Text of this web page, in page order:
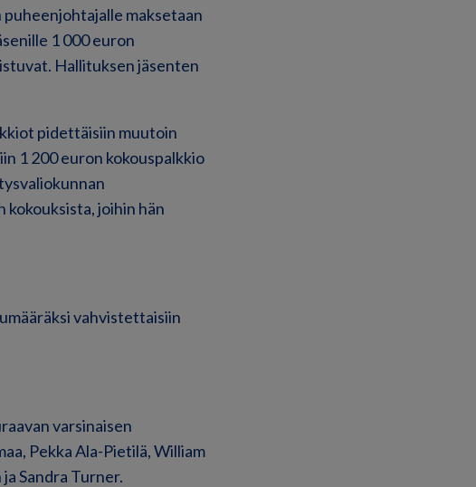
maksetaan
1 000 euron
Hallituksen jäsenten
pidettäisiin muutoin
1 200 euron kokouspalkkio
joihin hän
vahvistettaisiin
varsinaisen
Pekka Ala-Pietilä, William
Sandra Turner.